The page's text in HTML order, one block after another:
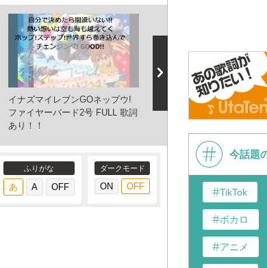
イナズマイレブンGOネップウ!
ファイヤーバード2号 FULL 歌詞
あり！！
ネップウ!ファイヤーバード
ＦＵＬＬ
ふりがな ダークモード
今話題
TikTok
ボカロ
アニメ